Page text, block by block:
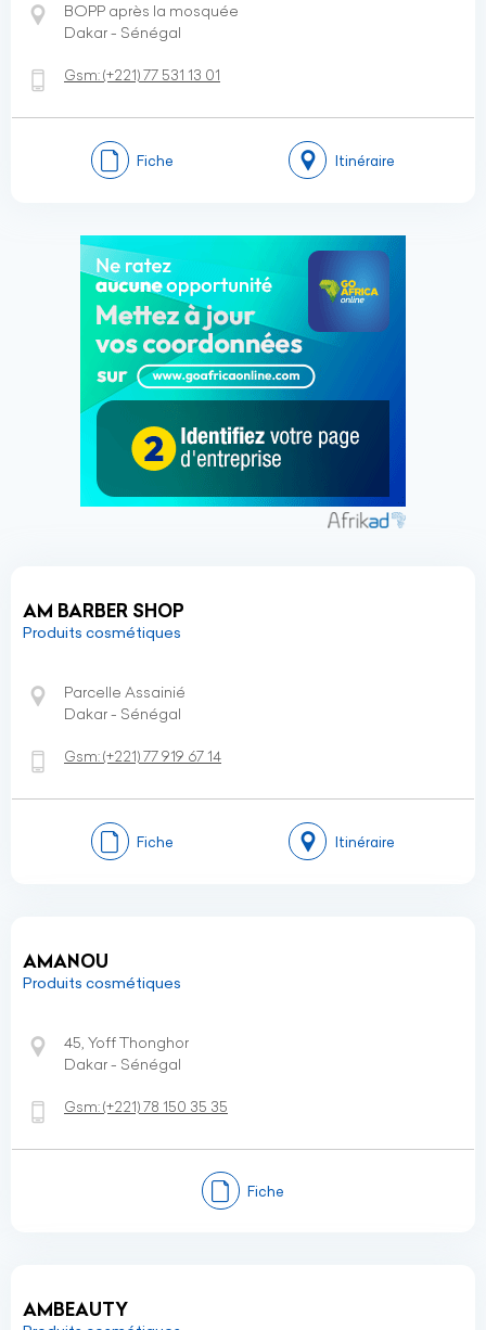
BOPP après la mosquée
Dakar - Sénégal
Gsm:(+221)77 531 13 01
Fiche Itinéraire
AM BARBER SHOP
Produits cosmétiques
Parcelle Assainié
Dakar - Sénégal
Gsm:(+221)77 919 67 14
Fiche Itinéraire
AMANOU
Produits cosmétiques
45, Yoff Thonghor
Dakar - Sénégal
Gsm:(+221)78 150 35 35
Fiche
AMBEAUTY